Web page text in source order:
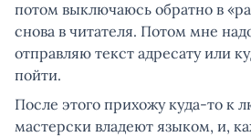
потом выключаюсь обратно в
снова в читателя. Потом мне
отправляю текст адресату или
пойти.
После этого прихожу куда-то к
мастерски владеют языком, и,